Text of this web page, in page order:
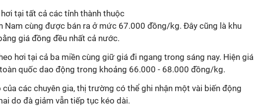
hơi tại tất cả các tỉnh thành thuộc
Nam cùng được bán ra ở mức 67.000 đồng/kg. Đây cũng là khu
giá đồng đều nhất cả nước.
hơi tại cả ba miền cùng giữ giá đi ngang trong sáng nay. Hiện giá
quốc dao động trong khoảng 66.000 - 68.000 đồng/kg.
các chuyên gia, thị trường có thể ghi nhận một vài biến động
do đà giảm vẫn tiếp tục kéo dài.